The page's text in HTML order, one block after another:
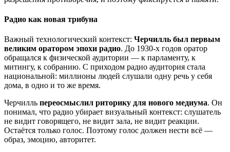
Радио как новая трибуна
Важный технологический контекст: Черчилль был первым
великим оратором эпохи радио. До 1930-х годов оратор
обращался к физической аудитории — к парламенту, к
митингу, к собранию. С приходом радио аудитория стала
национальной: миллионы людей слушали одну речь у себя
дома, в одно и то же время.
Черчилль переосмыслил риторику для нового медиума. Он
понимал, что радио убирает визуальный контекст: слушатель
не видит говорящего, не видит зала, не видит реакции.
Остаётся только голос. Поэтому голос должен нести всё —
образ, эмоцию, авторитет.